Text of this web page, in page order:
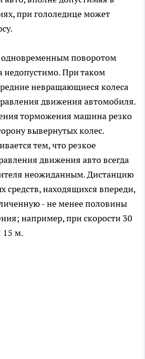
при гололедице может
поворотом
недопустимо. При таком
невращающиеся колеса
движения автомобиля.
торможения машина резко
вывернутых колес.
тем, что резкое
движения авто всегда
неожиданным. Дистанцию
средств, находящихся впереди,
- не менее половины
например, при скорости 30
15 м.